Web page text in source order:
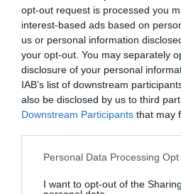
opt-out request is processed you
interest-based ads based on
us or personal information
your opt-out. You may separately
disclosure of your personal
IAB’s list of downstream
also be disclosed by us to third
Downstream Participants that may
Personal Data Processing
I want to opt-out of the